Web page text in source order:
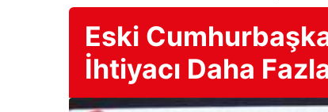
Eski
İhtiyacı Daha